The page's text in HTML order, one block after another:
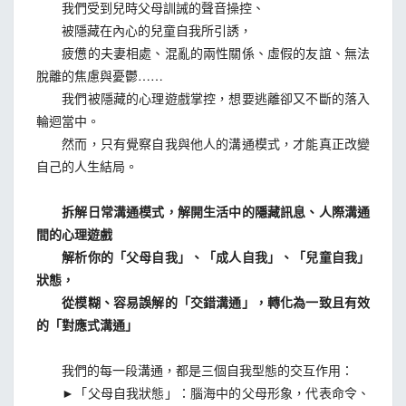
我們受到兒時父母訓誡的聲音操控、
被隱藏在內心的兒童自我所引誘，
疲憊的夫妻相處、混亂的兩性關係、虛假的友誼、無法
脫離的焦慮與憂鬱……
我們被隱藏的心理遊戲掌控，想要逃離卻又不斷的落入
輪迴當中。
然而，只有覺察自我與他人的溝通模式，才能真正改變
自己的人生結局。
拆解日常溝通模式，解開生活中的隱藏訊息、人際溝通
間的心理遊戲
解析你的「父母自我」、「成人自我」、「兒童自我」
狀態，
從模糊、容易誤解的「交錯溝通」，轉化為一致且有效
的「對應式溝通」
我們的每一段溝通，都是三個自我型態的交互作用：
►「父母自我狀態」：腦海中的父母形象，代表命令、